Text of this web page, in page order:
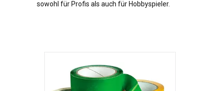
sowohl für Profis als auch für Hobbyspieler.